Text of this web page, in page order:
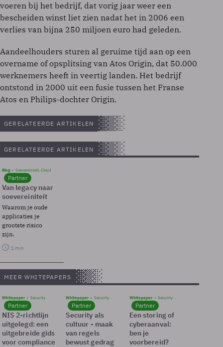
voeren bij het bedrijf, dat vorig jaar weer een
bescheiden winst liet zien nadat het in 2006 een
verlies van bijna 250 miljoen euro had geleden.
Aandeelhouders sturen al geruime tijd aan op een
overname of opsplitsing van Atos Origin, dat 50.000
werknemers heeft in veertig landen. Het bedrijf
ontstond in 2000 uit een fusie tussen het Franse
Atos en Philips-dochter Origin.
GERELATEERDE ARTIKELEN
GERELATEERDE ARTIKELEN
Blog Soevereinteit, Cloud
Partner
Van legacy naar
soevereiniteit
Waarom je oude
applicaties je
grootste risico
zijn.
1 min
MEER WHITEPAPERS
Whitepaper Security
Partner
NIS 2-richtlijn
uitgelegd: een
uitgebreide gids
voor compliance
Whitepaper Security
Partner
Security als
cultuur - maak
van regels
bewust gedrag
Whitepaper Security
Partner
Een storing of
cyberaanval:
ben je
voorbereid?